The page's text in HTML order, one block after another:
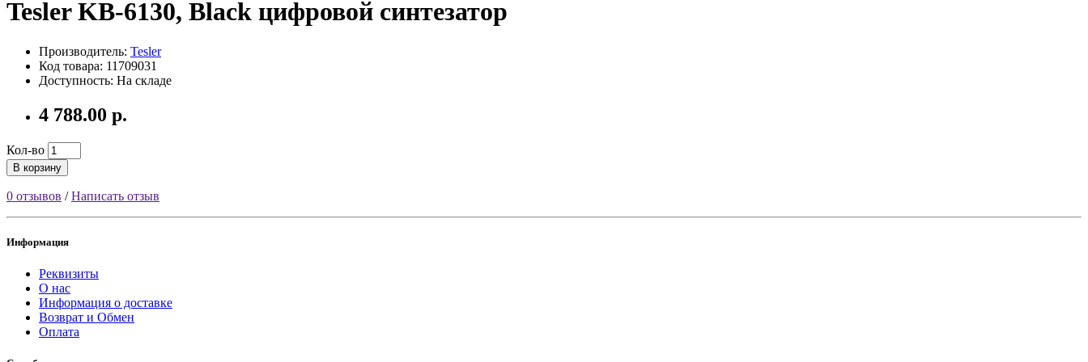
Tesler KB-6130, Black цифровой синтезатор
Производитель: Tesler
Код товара: 11709031
Доступность: На складе
4 788.00 р.
Кол-во
В корзину
0 отзывов /Написать отзыв
Информация
Реквизиты
О нас
Информация о доставке
Возврат и Обмен
Оплата